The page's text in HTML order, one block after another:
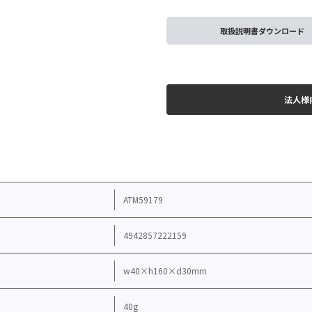
取扱説明書ダウンロード
法人様
ATM59179
4942857222159
w40×h160×d30mm
40g